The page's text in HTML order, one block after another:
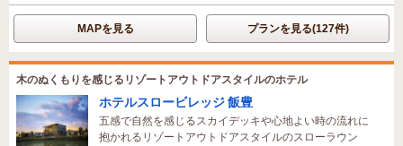
MAPを見る プランを見る(127件)
木のぬくもりを感じるリゾートアウトドアスタイルのホテル
ホテルスロービレッジ 飯豊
五感で自然を感じるスカイデッキや心地よい時の流れに
抱かれるリゾートアウトドアスタイルのスローラウン